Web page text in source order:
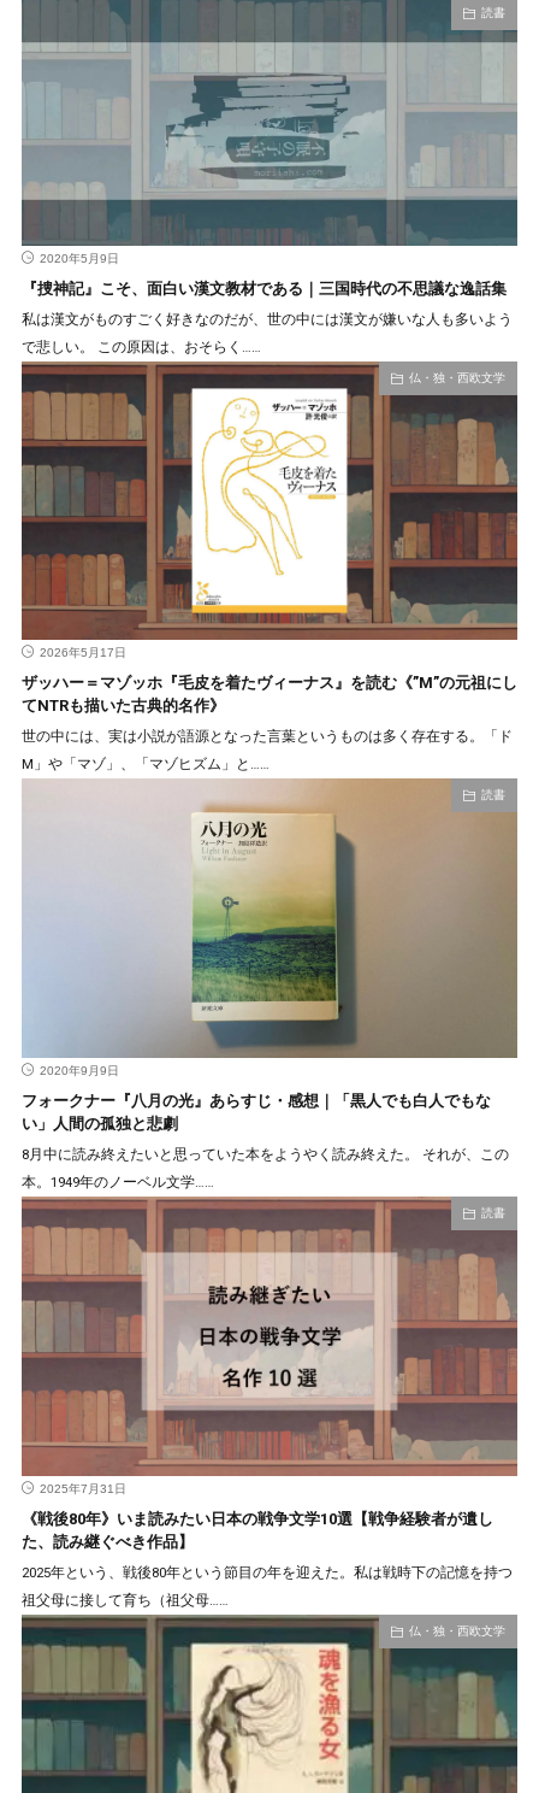
読書
2020年5月9日
『捜神記』こそ、面白い漢文教材である｜三国時代の不思議な逸話集
私は漢文がものすごく好きなのだが、世の中には漢文が嫌いな人も多いよう
で悲しい。 この原因は、おそらく……
仏・独・西欧文学
2026年5月17日
ザッハー＝マゾッホ『毛皮を着たヴィーナス』を読む《”M”の元祖にし
てNTRも描いた古典的名作》
世の中には、実は小説が語源となった言葉というものは多く存在する。「ド
M」や「マゾ」、「マゾヒズム」と……
読書
2020年9月9日
フォークナー『八月の光』あらすじ・感想｜「黒人でも白人でもな
い」人間の孤独と悲劇
8月中に読み終えたいと思っていた本をようやく読み終えた。 それが、この
本。1949年のノーベル文学……
読書
2025年7月31日
《戦後80年》いま読みたい日本の戦争文学10選【戦争経験者が遺し
た、読み継ぐべき作品】
2025年という、戦後80年という節目の年を迎えた。私は戦時下の記憶を持つ
祖父母に接して育ち（祖父母……
仏・独・西欧文学